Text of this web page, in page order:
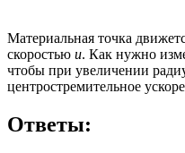
Материальная точка
скоростью u. Как нужно
чтобы при увеличении
центростремительное
Ответы: